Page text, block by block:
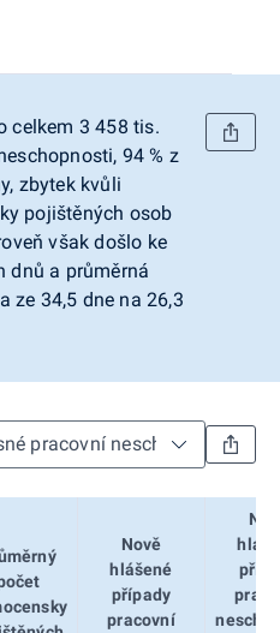
celkem 3 458 tis.
94 % z
zbytek kvůli
pojištěných osob
však došlo ke
dnů a průměrná
ze 34,5 dne na 26,3
Nově
hlášené
případy
pracovní